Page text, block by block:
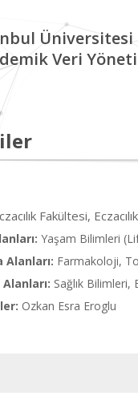
Üniversitesi
Veri
Fakültesi,
Yaşam Bilimleri
Alanları: Farmakoloji,
Sağlık Bilimleri,
Ozkan Esra Eroglu